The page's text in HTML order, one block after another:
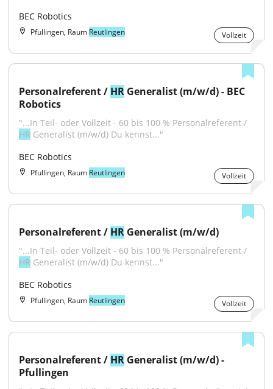
BEC Robotics
Pfullingen, Raum Reutlingen Vollzeit
Personalreferent / HR Generalist (m/w/d) - BEC
Robotics
HR Generalist (m/w/d) Du kennst..."
BEC Robotics
Pfullingen, Raum Reutlingen Vollzeit
Personalreferent / HR Generalist (m/w/d)
HR Generalist (m/w/d) Du kennst..."
BEC Robotics
Pfullingen, Raum Reutlingen Vollzeit
Personalreferent / HR Generalist (m/w/d) -
Pfullingen